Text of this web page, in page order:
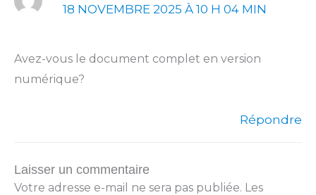
18 NOVEMBRE 2025 À 10 H 04 MIN
Avez-vous le document complet en version
numérique?
Répondre
Laisser un commentaire
Votre adresse e-mail ne sera pas publiée. Les